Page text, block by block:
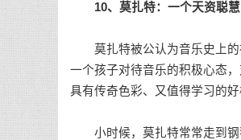
10、莫扎特：一个天资聪
莫扎特被公认为音乐史上的
一个孩子对待音乐的积极心态
具有传奇色彩、又值得学习的好
小时候，莫扎特常常走到钢